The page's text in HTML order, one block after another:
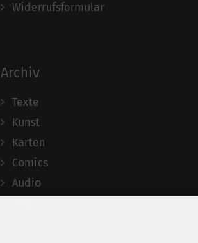
Widerrufsformular
Archiv
Texte
Kunst
Karten
Comics
Audio